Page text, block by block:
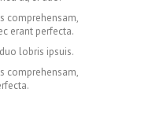
comprehensam,
erant perfecta.
lobris ipsuis.
comprehensam,